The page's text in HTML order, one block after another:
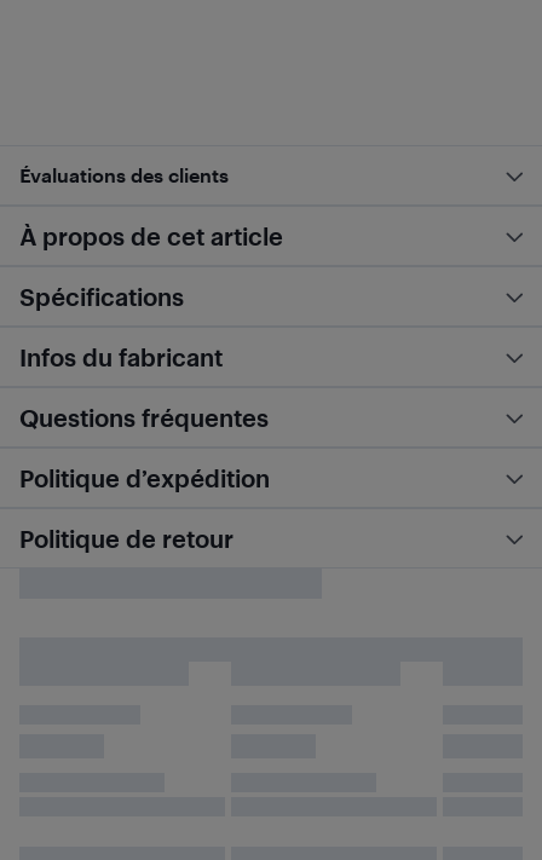
Évaluations des clients
À propos de cet article
Spécifications
Infos du fabricant
Questions fréquentes
Politique d’expédition
Politique de retour